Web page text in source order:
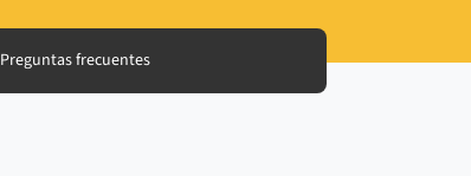
Preguntas frecuentes